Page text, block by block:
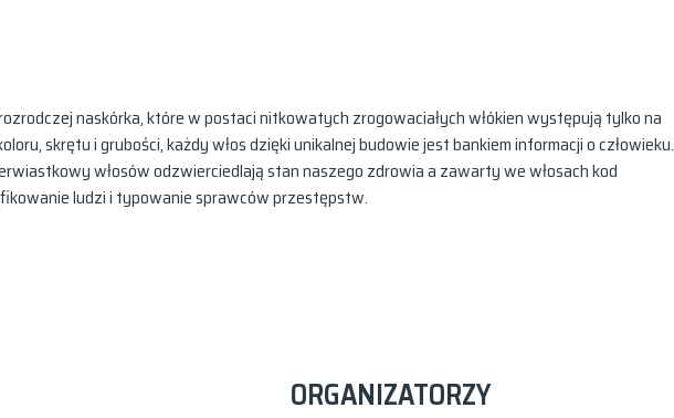
naskórka, które w postaci nitkowatych zrogowaciałych włókien występują tylko na
skrętu i grubości, każdy włos dzięki unikalnej budowie jest bankiem informacji o człowieku.
włosów odzwierciedlają stan naszego zdrowia a zawarty we włosach kod
ludzi i typowanie sprawców przestępstw.
ORGANIZATORZY